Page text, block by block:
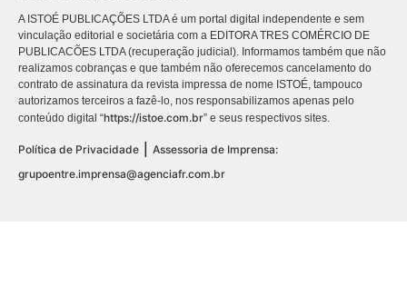
A ISTOÉ PUBLICAÇÕES LTDA é um portal digital independente e sem
vinculação editorial e societária com a EDITORA TRES COMÉRCIO DE
PUBLICACÕES LTDA (recuperação judicial). Informamos também que não
realizamos cobranças e que também não oferecemos cancelamento do
contrato de assinatura da revista impressa de nome ISTOÉ, tampouco
autorizamos terceiros a fazê-lo, nos responsabilizamos apenas pelo
conteúdo digital “https://istoe.com.br” e seus respectivos sites.
Política de Privacidade
Assessoria de Imprensa:
grupoentre.imprensa@agenciafr.com.br